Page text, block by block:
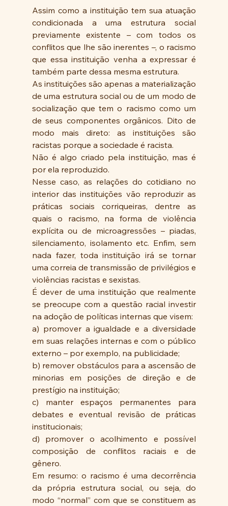
Assim como a instituição tem sua atuação
condicionada a uma estrutura social
previamente existente – com todos os
conflitos que lhe são inerentes –, o racismo
que essa instituição venha a expressar é
também parte dessa mesma estrutura.
As instituições são apenas a materialização
de uma estrutura social ou de um modo de
socialização que tem o racismo como um
de seus componentes orgânicos. Dito de
modo mais direto: as instituições são
racistas porque a sociedade é racista.
Não é algo criado pela instituição, mas é
por ela reproduzido.
Nesse caso, as relações do cotidiano no
interior das instituições vão reproduzir as
práticas sociais corriqueiras, dentre as
quais o racismo, na forma de violência
explícita ou de microagressões – piadas,
silenciamento, isolamento etc. Enfim, sem
nada fazer, toda instituição irá se tornar
uma correia de transmissão de privilégios e
violências racistas e sexistas.
É dever de uma instituição que realmente
se preocupe com a questão racial investir
na adoção de políticas internas que visem:
a) promover a igualdade e a diversidade
em suas relações internas e com o público
externo – por exemplo, na publicidade;
b) remover obstáculos para a ascensão de
minorias em posições de direção e de
prestígio na instituição;
c) manter espaços permanentes para
debates e eventual revisão de práticas
institucionais;
d) promover o acolhimento e possível
composição de conflitos raciais e de
gênero.
Em resumo: o racismo é uma decorrência
da própria estrutura social, ou seja, do
modo “normal” com que se constituem as